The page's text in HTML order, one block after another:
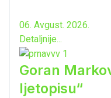
06. Avgust. 2026.
Detaljnije...
Goran
ljetopisu“